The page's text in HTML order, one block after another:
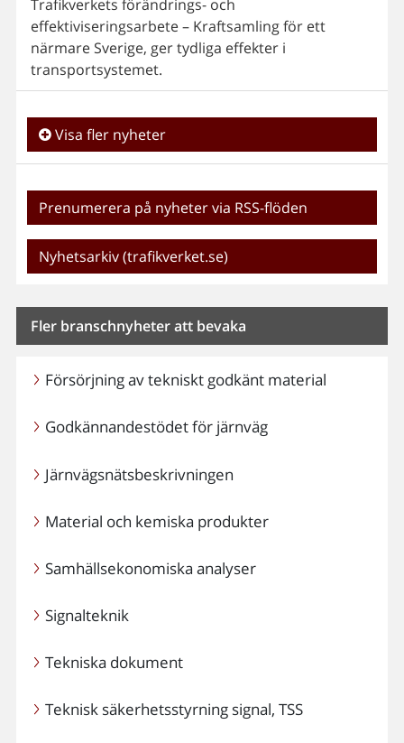
Trafikverkets förändrings- och
effektiviseringsarbete – Kraftsamling för ett
närmare Sverige, ger tydliga effekter i
transportsystemet.
Visa fler nyheter
Prenumerera på nyheter via RSS-flöden
Nyhetsarkiv (trafikverket.se)
Fler branschnyheter att bevaka
Försörjning av tekniskt godkänt material
Godkännandestödet för järnväg
Järnvägsnätsbeskrivningen
Material och kemiska produkter
Samhällsekonomiska analyser
Signalteknik
Tekniska dokument
Teknisk säkerhetsstyrning signal, TSS